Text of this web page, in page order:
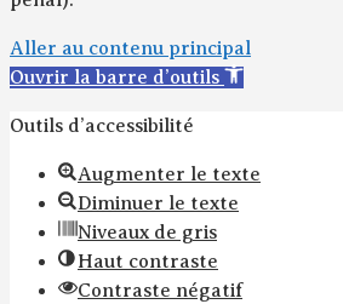
Aller au contenu principal
Ouvrir la barre d’outils
Outils d’accessibilité
Augmenter le texte
Diminuer le texte
Niveaux de gris
Haut contraste
Contraste négatif